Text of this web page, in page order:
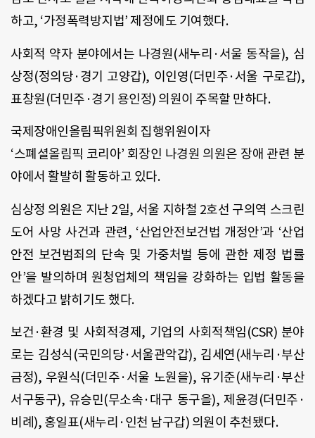
하고, ‘가정폭력방지법’ 제정에도 기여했다.
사회적 약자 분야에서는 나경원(새누리·서울 동작을), 심
상정(정의당·경기 고양갑), 이인영(더민주·서울 구로갑),
표창원(더민주·경기 용인정) 의원이 주목할 만하다.
국제장애인올림픽위원회 집행위원이자
‘스폐셜올림픽 코리아’ 회장인 나경원 의원은 장애 관련 분
야에서 활발히 활동하고 있다.
심상정 의원은 지난 2일, 서울 지하철 2호선 구의역 스크린
도어 사망 사건과 관련, ‘산업안전보건법 개정안’과 ‘산업
안전 보건범죄의 단속 및 가중처벌 등에 관한 제정 법률
안’을 발의하며 원청업체의 책임을 강화하는 입법 활동을
하겠다고 밝히기도 했다.
보건·환경 및 사회적경제, 기업의 사회적책임(CSR) 분야
로는 김성식(국민의당·서울관악갑), 김세연(새누리·부산
금정), 우원식(더민주·서울 노원을), 유기준(새누리·부산
서구동구), 유승민(무소속·대구 동구을), 제윤경(더민주·
비례), 홍일표(새누리·인천 남구갑) 의원이 추천됐다.